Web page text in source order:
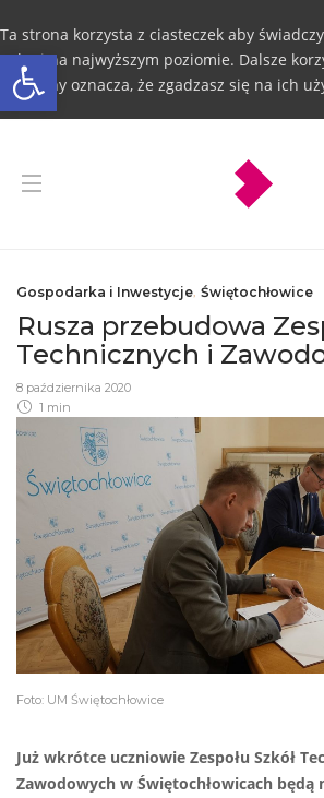
Otwórz pasek narzędzi
Ta strona korzysta z ciasteczek aby
usługi na najwyższym poziomie. Dalsze
ze strony oznacza, że zgadzasz się na ich
Gospodarka i Inwestycje, Świętochłowice
Rusza przebudowa
Technicznych i
8 października 2020
1 min
Foto: UM Świętochłowice
Już wkrótce uczniowie Zespołu Szkół
Zawodowych w Świętochłowicach będą